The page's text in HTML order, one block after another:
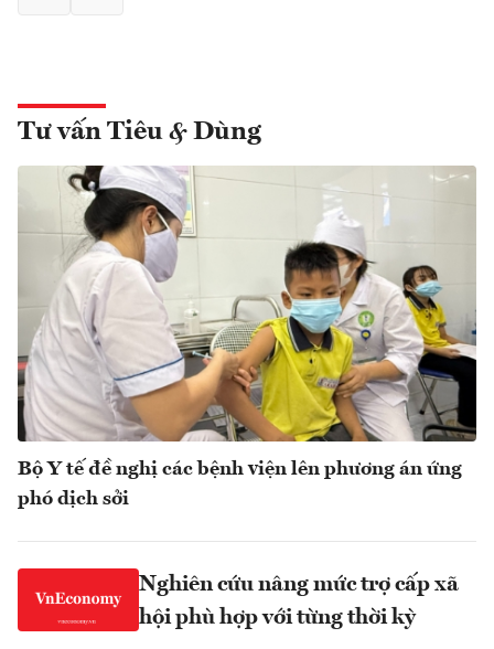
Tư vấn Tiêu & Dùng
Bộ Y tế đề nghị các bệnh viện lên phương án ứng
phó dịch sởi
Nghiên cứu nâng mức trợ cấp xã
hội phù hợp với từng thời kỳ